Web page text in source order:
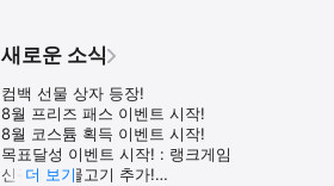
유저가 적응하기 힘든 게임이기도 합니다.
보니 고인물들끼리만 어울리고, 신규 유저에
경우도 있습니다. 정말 좋은 게임인데, 이대
제발 마케팅에 힘써주세요.
새로운 소식
컴백 선물 상자 등장!
8월 프리즈 패스 이벤트 시작!
8월 코스튬 획득 이벤트 시작!
목표달성 이벤트 시작! : 랭크게임
신규 바다물고기 추가!
더 보기